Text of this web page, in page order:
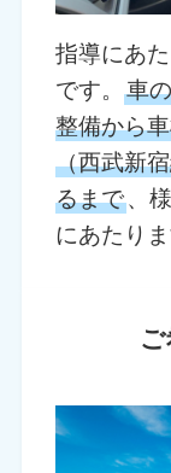
指導にあ
です。車
整備から
（西武新
るまで、
にあたりま